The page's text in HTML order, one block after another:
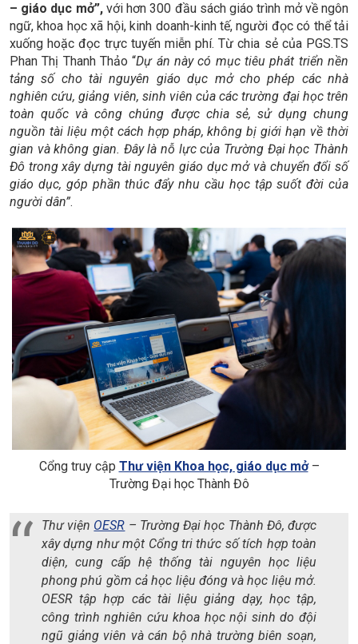
– giáo dục mở”, với hơn 300 đầu sách giáo trình mở về ngôn
ngữ, khoa học xã hội, kinh doanh-kinh tế, người đọc có thể tải
xuống hoặc đọc trực tuyến miễn phí. Từ chia sẻ của PGS.TS
Phan Thị Thanh Thảo “Dự án này có mục tiêu phát triển nền
tảng số cho tài nguyên giáo dục mở cho phép các nhà
nghiên cứu, giảng viên, sinh viên của các trường đại học trên
toàn quốc và công chúng được chia sẻ, sử dụng chung
nguồn tài liệu một cách hợp pháp, không bị giới hạn về thời
gian và không gian. Đây là nỗ lực của Trường Đại học Thành
Đô trong xây dựng tài nguyên giáo dục mở và chuyển đổi số
giáo dục, góp phần thúc đẩy nhu cầu học tập suốt đời của
người dân”.
Cổng truy cập Thư viện Khoa học, giáo dục mở–
Trường Đại học Thành Đô
Thư viện OESR – Trường Đại học Thành Đô, được
xây dựng như một Cổng tri thức số tích hợp toàn
diện, cung cấp hệ thống tài nguyên học liệu
phong phú gồm cả học liệu đóng và học liệu mở.
OESR tập hợp các tài liệu giảng dạy, học tập,
công trình nghiên cứu khoa học nội sinh do đội
ngũ giảng viên và cán bộ nhà trường biên soạn,